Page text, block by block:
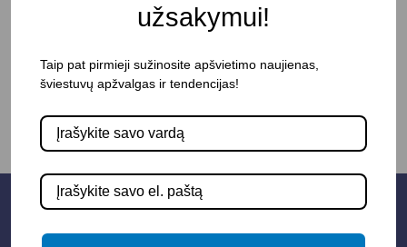
užsakymui!
Taip pat pirmieji sužinosite apšvietimo naujienas,
šviestuvų apžvalgas ir tendencijas!